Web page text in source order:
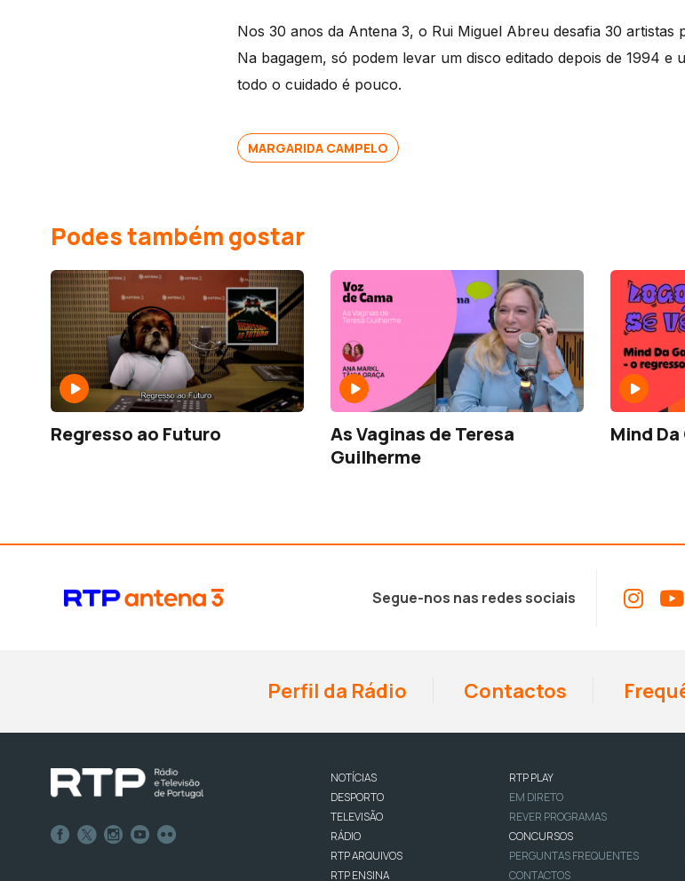
Nos 30 anos da Antena 3, o Rui Miguel Abreu desafia 30 artistas
Na bagagem, só podem levar um disco editado depois de 1994 e
todo o cuidado é pouco.
MARGARIDA CAMPELO
Podes também gostar
Regresso ao Futuro
As Vaginas de Teresa
Guilherme
Mind Da
Segue-nos nas redes sociais
Perfil da Rádio Contactos
NOTÍCIAS
DESPORTO
TELEVISÃO
RÁDIO
RTP ARQUIVOS
RTP ENSINA
RTP PLAY
EM DIRETO
REVER PROGRAMAS
CONCURSOS
PERGUNTAS FREQUENTES
CONTACTOS